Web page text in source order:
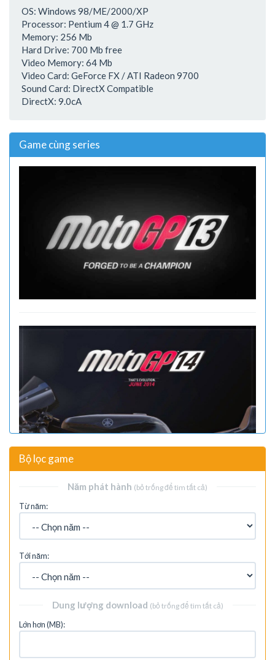
OS: Windows 98/ME/2000/XP
Processor: Pentium 4 @ 1.7 GHz
Memory: 256 Mb
Hard Drive: 700 Mb free
Video Memory: 64 Mb
Video Card: GeForce FX / ATI Radeon 9700
Sound Card: DirectX Compatible
DirectX: 9.0cA
Game cùng series
Bộ lọc game
Năm phát hành (bỏ trống để tìm tất cả)
Từ năm:
Tới năm:
Dung lượng download (bỏ trống để tìm tất cả)
Lớn hơn (MB):